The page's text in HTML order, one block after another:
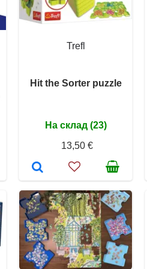
Trefl
Hit the Sorter puzzle
На склад (23)
13,50 €